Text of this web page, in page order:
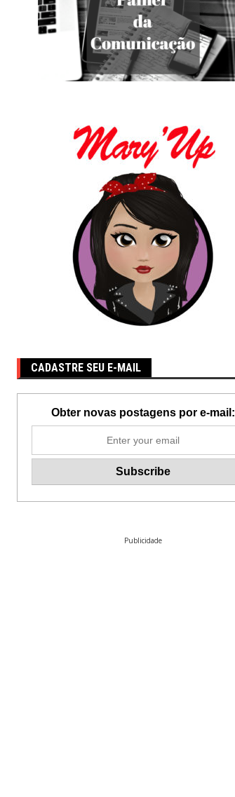
CADASTRE SEU E-MAIL
Obter novas postagens por e-mail:
Publicidade